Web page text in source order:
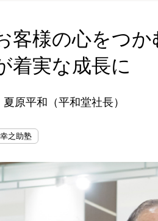
客様の心をつ
着実な成長に
夏原平和（平和堂社長）
之助塾